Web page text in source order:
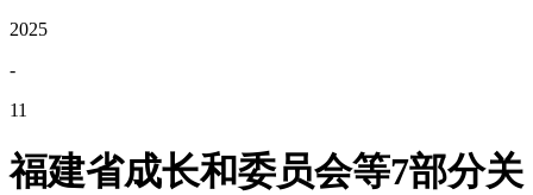
2025
-
11
福建省成长和委员会等7部分关